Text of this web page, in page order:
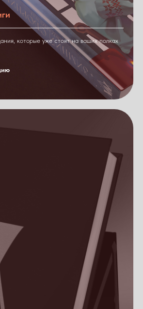
которые уже стоят на ваших полках